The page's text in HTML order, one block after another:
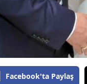
Facebook'ta Paylaş